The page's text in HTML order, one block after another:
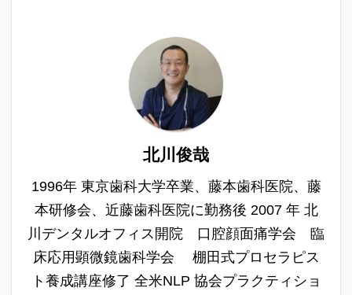
北川俊哉
1996年 東京歯科大学卒業、藤本歯科医院、藤
本研修会、近藤歯科医院に勤務後 2007 年 北
川デンタルオフィス開院 口腔顔面痛学会 臨
床応用顕微鏡歯科学会 棚田式プロセラピス
ト養成講座修了 全米NLP 協会プラクティショ